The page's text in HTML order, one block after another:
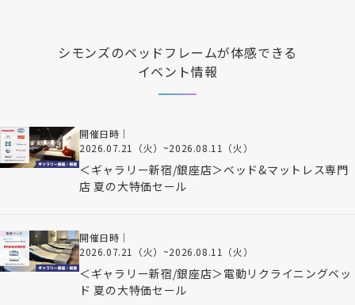
シモンズのベッドフレームが体感できる
イベント情報
開催日時｜
2026.07.21（火） ~2026.08.11（火）
＜ギャラリー新宿/銀座店＞ベッド&マットレス専門
店 夏の大特価セール
開催日時｜
2026.07.21（火） ~2026.08.11（火）
＜ギャラリー新宿/銀座店＞電動リクライニングベッ
ド 夏の大特価セール